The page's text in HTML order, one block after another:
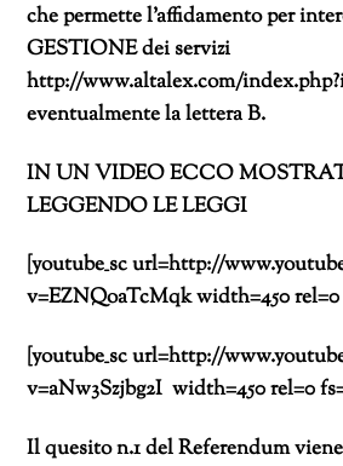
che permette l’affidamento per
GESTIONE dei servizi
http://www.altalex.com/
eventualmente la lettera B.
IN UN VIDEO ECCO
LEGGENDO LE LEGGI
[youtube_sc url=http://
v=EZNQoaTcMqk width=450 rel=0
[youtube_sc url=http://
v=aNw3Szjbg2I width=450 rel=0
Il quesito n.1 del Referendum